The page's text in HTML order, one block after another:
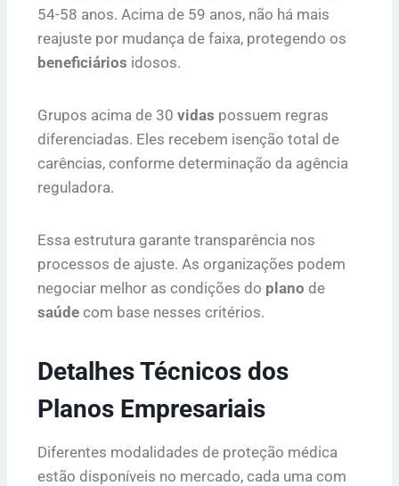
54-58 anos. Acima de 59 anos, não há mais
reajuste por mudança de faixa, protegendo os
beneficiários idosos.
Grupos acima de 30 vidas possuem regras
diferenciadas. Eles recebem isenção total de
carências, conforme determinação da agência
reguladora.
Essa estrutura garante transparência nos
processos de ajuste. As organizações podem
negociar melhor as condições do plano de
saúde com base nesses critérios.
Detalhes Técnicos dos
Planos Empresariais
Diferentes modalidades de proteção médica
estão disponíveis no mercado, cada uma com